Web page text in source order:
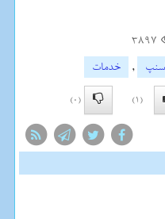
3897
,
خدمات
(1)
(0)